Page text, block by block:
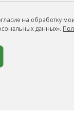
на обработку
данных».